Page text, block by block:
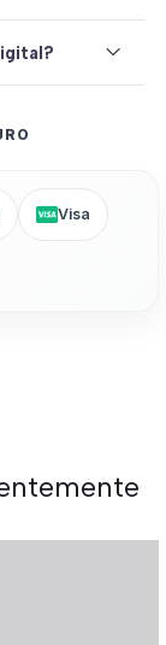
Visa